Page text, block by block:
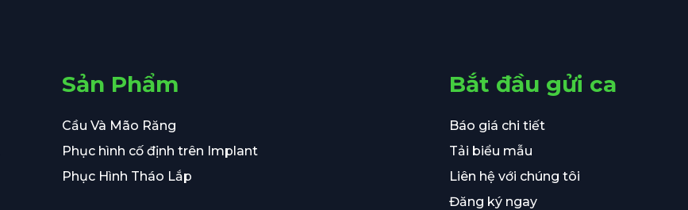
Sản Phẩm
Cầu Và Mão Răng
Phục hình cố định trên Implant
Phục Hình Tháo Lắp
Bắt đầu gửi ca
Báo giá chi tiết
Tải biểu mẫu
Liên hệ với chúng tôi
Đăng ký ngay